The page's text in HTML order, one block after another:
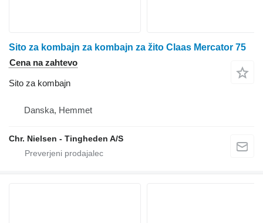
Sito za kombajn za kombajn za žito Claas Mercator 75
Cena na zahtevo
Sito za kombajn
Danska, Hemmet
Chr. Nielsen - Tingheden A/S